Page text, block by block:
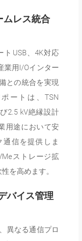
ムレス統合
トUSB、4K対応
業用I/Oインター
との統合を実現
ートは、TSN
2.5 kV絶縁設計
用途において安
信を提供しま
ストレージ拡
を高めます。
バイス管理
異なる通信プロ